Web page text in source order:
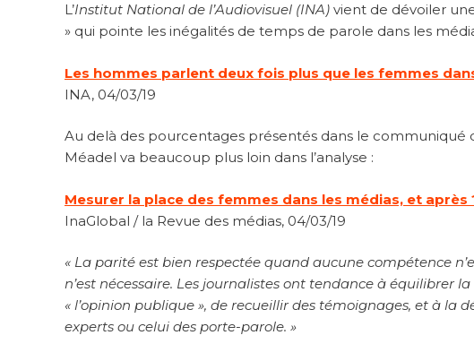
L’Institut National de l’Audiovisuel (INA) vient de dévoiler
» qui pointe les inégalités de temps de parole dans les
Les hommes parlent deux fois plus que les femmes
INA, 04/03/19
Au delà des pourcentages présentés dans le communiqué
Méadel va beaucoup plus loin dans l’analyse :
Mesurer la place des femmes dans les médias, et après
InaGlobal / la Revue des médias, 04/03/19
« La parité est bien respectée quand aucune compétence
n’est nécessaire. Les journalistes ont tendance à équilibrer
« l’opinion publique », de recueillir des témoignages, et à la
experts ou celui des porte-parole. »